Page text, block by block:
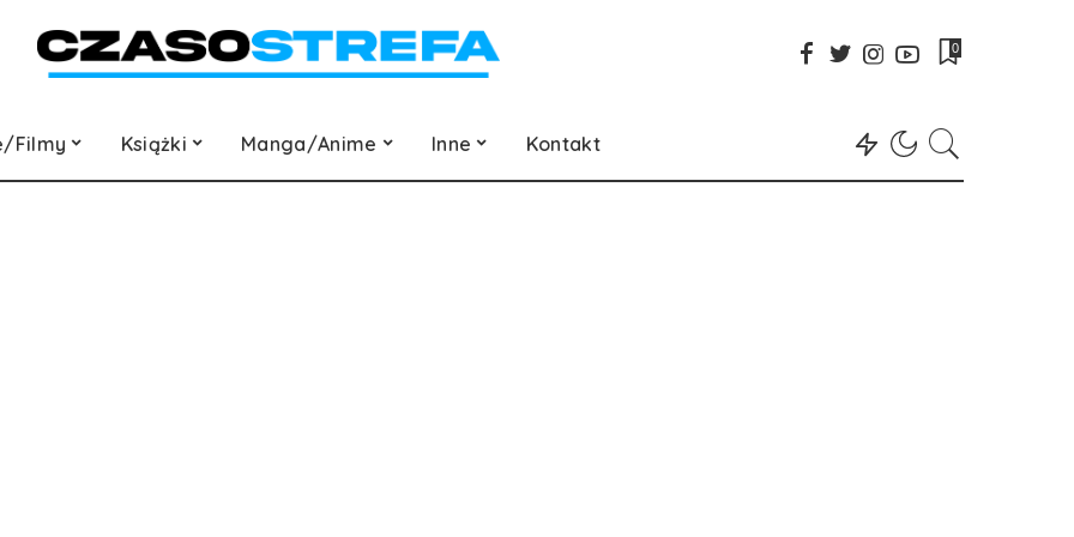
0
Filmy Książki Manga/Anime Inne Kontakt